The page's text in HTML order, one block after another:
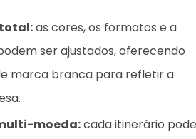
as cores, os formatos e a
ser ajustados, oferecendo
marca branca para refletir a
moeda:cada itinerário pode